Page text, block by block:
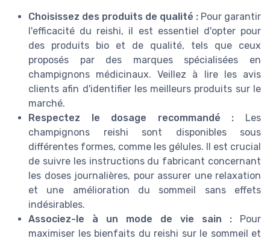
Choisissez des produits de qualité : Pour garantir
l'efficacité du reishi, il est essentiel d'opter pour
des produits bio et de qualité, tels que ceux
proposés par des marques spécialisées en
champignons médicinaux. Veillez à lire les avis
clients afin d'identifier les meilleurs produits sur le
marché.
Respectez le dosage recommandé : Les
champignons reishi sont disponibles sous
différentes formes, comme les gélules. Il est crucial
de suivre les instructions du fabricant concernant
les doses journalières, pour assurer une relaxation
et une amélioration du sommeil sans effets
indésirables.
Associez-le à un mode de vie sain : Pour
maximiser les bienfaits du reishi sur le sommeil et